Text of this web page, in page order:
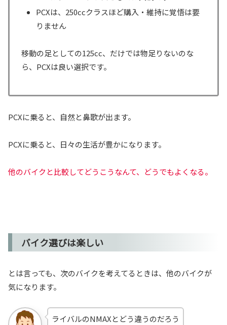
PCXは、250ccクラスほど購入・維持に覚悟は要
りません
移動の足としての125cc、だけでは物足りないのな
ら、PCXは良い選択です。
PCXに乗ると、自然と鼻歌が出ます。
PCXに乗ると、日々の生活が豊かになります。
他のバイクと比較してどうこうなんて、どうでもよくなる。
バイク選びは楽しい
とは言っても、次のバイクを考えてるときは、他のバイクが
気になります。
ライバルのNMAXとどう違うのだろう